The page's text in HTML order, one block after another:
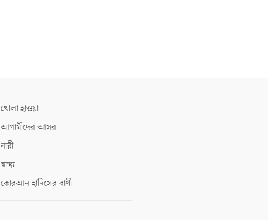
খোলা হাওয়া
আগামীদের আসর
নারী
স্বাস্থ্য
কোরআন হাদিসের বাণী